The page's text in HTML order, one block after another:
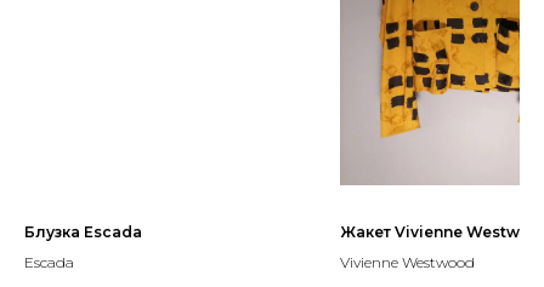
Блузка Escada
Escada
Жакет Vivienne
Vivienne Westwood